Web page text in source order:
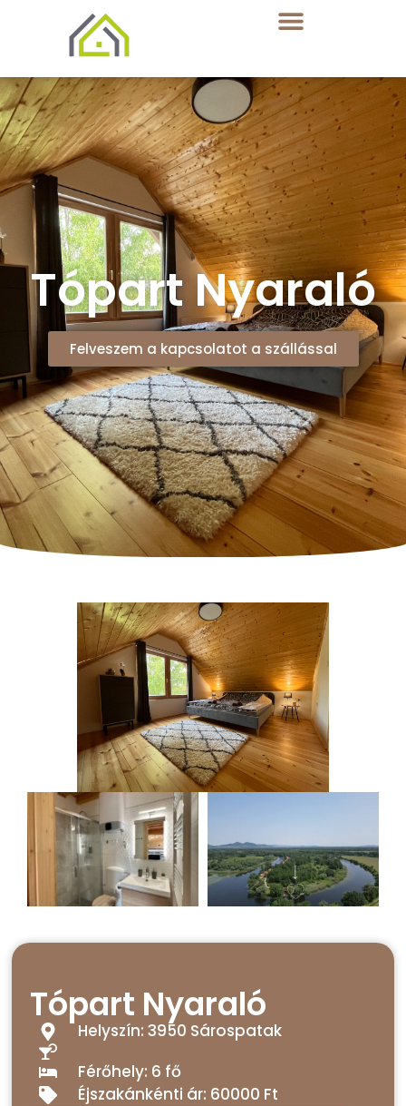
Tópart Nyaraló
Felveszem a kapcsolatot a szállással
Tópart Nyaraló
Helyszín: 3950 Sárospatak
Férőhely: 6 fő
Éjszakánkénti ár: 60000 Ft